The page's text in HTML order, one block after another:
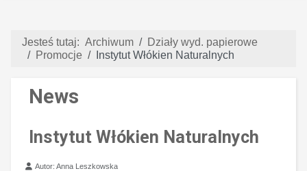
Jesteś tutaj: Archiwum
Działy wyd. papierowe
Promocje
Instytut Włókien Naturalnych
News
Instytut Włókien Naturalnych
Szczegóły
Autor:Anna Leszkowska